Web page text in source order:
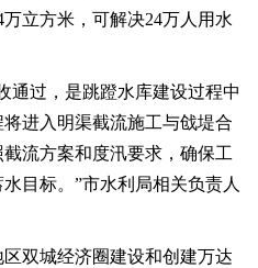
立方米，可解决24万人用水
通过，是跳蹬水库建设过程中
进入明渠截流施工与戗堤合
流方案和度汛要求，确保工
目标。”市水利局相关负责人
双城经济圈建设和创建万达